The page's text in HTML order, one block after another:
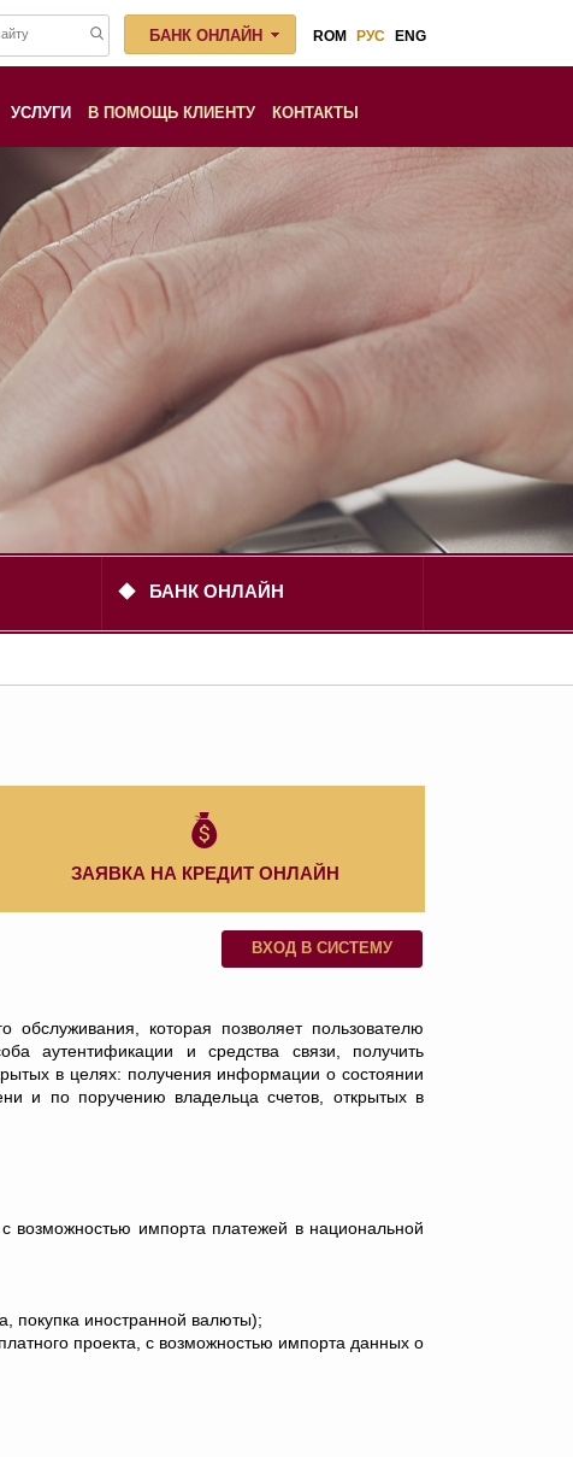
БАНК ОНЛАЙН ROM РУС ENG
УСЛУГИ В ПОМОЩЬ КЛИЕНТУ КОНТАКТЫ
БАНК ОНЛАЙН
ЗАЯВКА НА КРЕДИТ ОНЛАЙН
ВХОД В СИСТЕМУ
обслуживания, которая позволяет пользователю
аутентификации и средства связи, получить
в целях: получения информации о состоянии
и по поручению владельца счетов, открытых в
возможностью импорта платежей в национальной
покупка иностранной валюты);
проекта, с возможностью импорта данных о